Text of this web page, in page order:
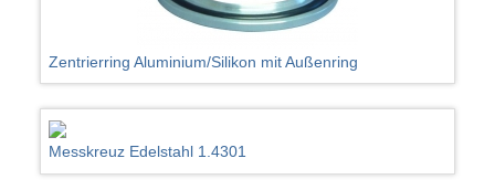
Zentrierring Aluminium/Silikon mit Außenring
Messkreuz Edelstahl 1.4301